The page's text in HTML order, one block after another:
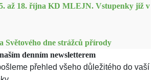
až 18. října KD MLEJN. Vstupenky již v
Světového dne strážců přírody
denním newsletterem
přehled všeho důležitého do vaší